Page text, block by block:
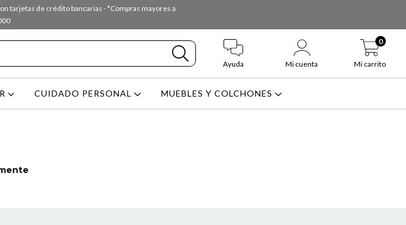
tarjetas de crédito bancarias - *Compras mayores a
Ayuda Mi cuenta Mi carrito
0
CUIDADO PERSONAL MUEBLES Y COLCHONES